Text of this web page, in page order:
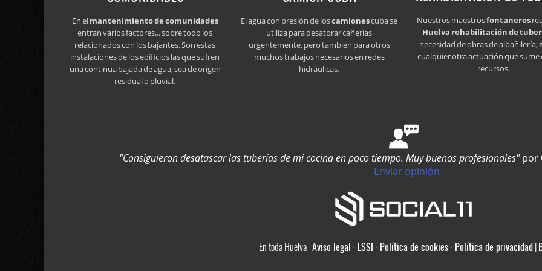
En elmantenimiento de comunidades
entran varios factores... sobre todo los
relacionados con los bajantes. Son estas
instalaciones de los edificios las que sufren
una continua bajada de agua, sea de origen
residual o pluvial.
El agua con presión de loscamionescuba se
utiliza para desatorar cañerías
urgentemente, pero también para otros
muchos trabajos necesarios en redes
hidráulicas.
Nuestros maestrosfontaneros
Huelva rehabilitación de
necesidad de obras de albañilería,
cualquier otra actuación que sume
recursos.
"Consiguieron desatascar las tuberías de mi cocina en poco tiempo. Muy buenos profesionales" por
Enviar opinión
En toda Huelva ·Aviso legal · LSSI · Política de cookies · Política de privacidad|